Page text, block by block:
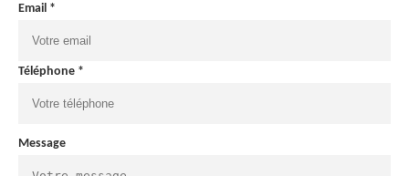
Email *
Téléphone *
Message